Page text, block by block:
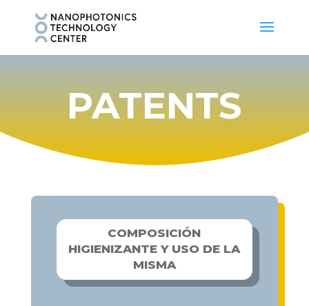
PATENTS
COMPOSICIÓN
HIGIENIZANTE Y USO DE LA
MISMA